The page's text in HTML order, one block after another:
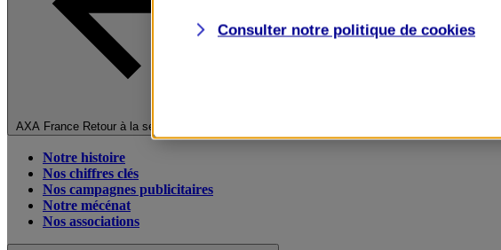
AXA France Retour à la section précédente
Notre histoire
Nos chiffres clés
Nos campagnes publicitaires
Notre mécénat
Nos associations
Consulter notre politique de cookies